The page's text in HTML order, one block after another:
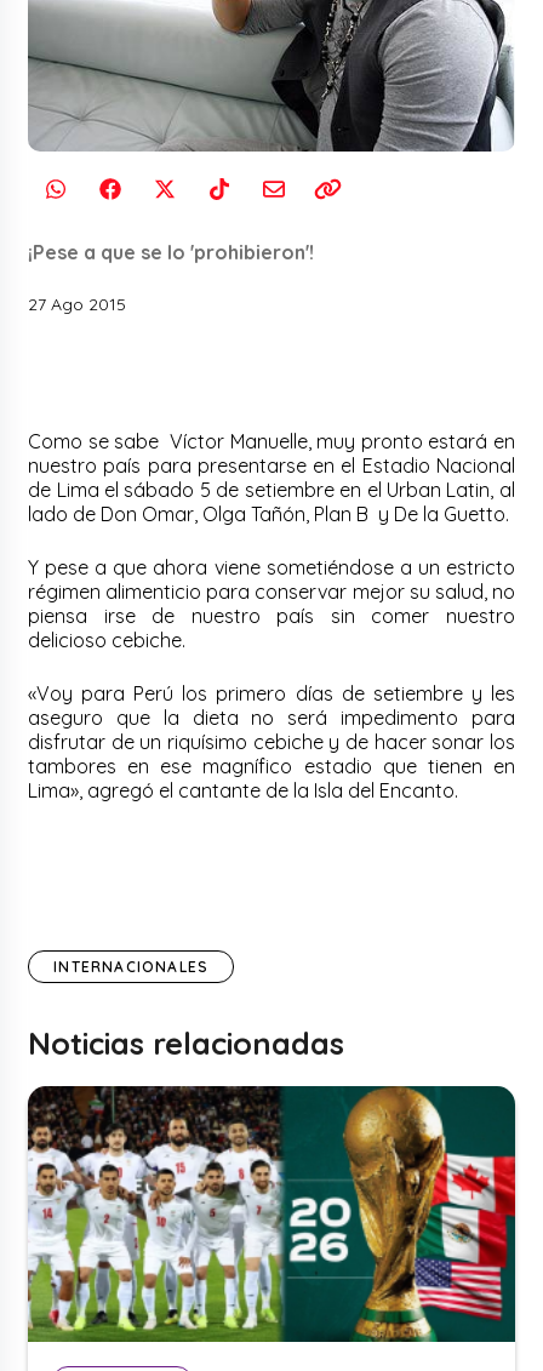
¡Pese a que se lo 'prohibieron'!
27 Ago 2015
Como se sabe Víctor Manuelle, muy pronto estará en
nuestro país para presentarse en el Estadio Nacional
de Lima el sábado 5 de setiembre en el Urban Latin, al
lado de Don Omar, Olga Tañón, Plan B y De la Guetto.
Y pese a que ahora viene sometiéndose a un estricto
régimen alimenticio para conservar mejor su salud, no
piensa irse de nuestro país sin comer nuestro
delicioso cebiche.
«Voy para Perú los primero días de setiembre y les
aseguro que la dieta no será impedimento para
disfrutar de un riquísimo cebiche y de hacer sonar los
tambores en ese magnífico estadio que tienen en
Lima», agregó el cantante de la Isla del Encanto.
INTERNACIONALES
Noticias relacionadas